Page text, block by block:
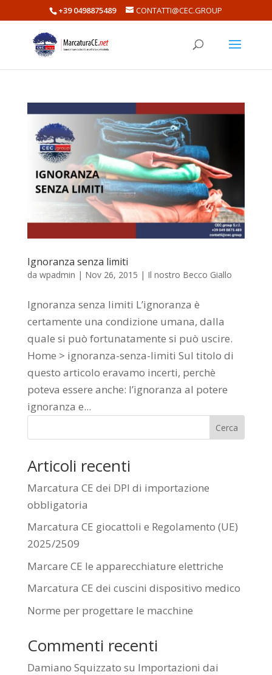
+39 0498875489 CONTATTI@CEC.GROUP
Ignoranza senza limiti
da wpadmin | Nov 26, 2015 | Il nostro Becco Giallo
Ignoranza senza limiti L’ignoranza è
certamente una condizione umana, dalla
quale si può fortunatamente si può uscire.
Home > ignoranza-senza-limiti Sul titolo di
questo articolo eravamo incerti, perchè
poteva essere anche: l’ignoranza al potere
ignoranza e...
Cerca
Articoli recenti
Marcatura CE dei DPI di importazione
obbligatoria
Marcatura CE giocattoli e Regolamento (UE)
2025/2509
Marcare CE le apparecchiature elettriche
Marcatura CE dei cuscini dispositivo medico
Norme per progettare le macchine
Commenti recenti
Damiano Squizzato su Importazioni dai